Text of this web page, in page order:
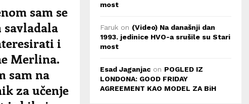
sam se
savladala
i
Merlina.
sam na
za učenje
most
Faruk on (Video) Na današnji dan
1993. jedinice HVO-a srušile su Stari
most
Esad Jaganjac on POGLED IZ
LONDONA: GOOD FRIDAY
AGREEMENT KAO MODEL ZA BiH